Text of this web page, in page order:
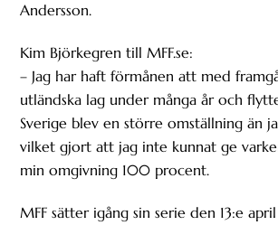
Andersson.
Kim Björkegren till MFF.se:
– Jag har haft förmånen att med
utländska lag under många år och
Sverige blev en större omställning än
vilket gjort att jag inte kunnat ge
min omgivning 100 procent.
MFF sätter igång sin serie den 13:e